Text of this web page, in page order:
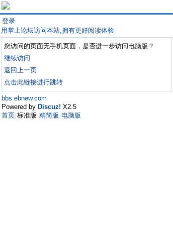
登录
用掌上论坛访问本站,拥有更好阅读体验
您访问的页面无手机页面，是否进一步访问电脑版？
继续访问
返回上一页
点击此链接进行跳转
bbs.ebnew.com
Powered by Discuz! X2.5
首页 标准版 精简版 电脑版